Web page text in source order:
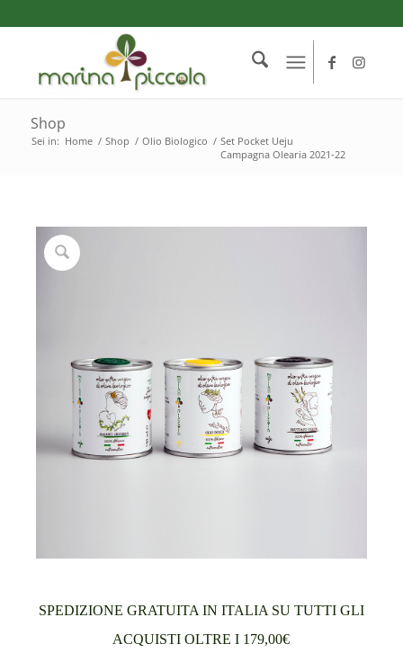
Shop
Sei in: Home / Shop / Olio Biologico / Set Pocket Ueju
Campagna Olearia 2021-22
SPEDIZIONE GRATUITA IN ITALIA SU TUTTI GLI
ACQUISTI OLTRE I 179,00€